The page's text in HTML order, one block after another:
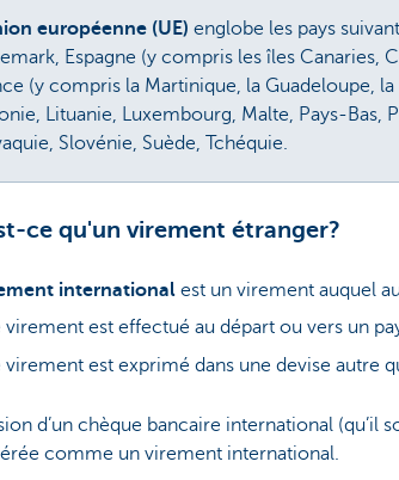
européenne (UE) englobe les pays
Espagne (y compris les îles Canaries,
(y compris la Martinique, la Guadeloupe,
Lituanie, Luxembourg, Malte, Pays-
Slovénie, Suède, Tchéquie.
ce qu'un virement étranger?
international est un virement auquel
virement est effectué au départ ou vers un
virement est exprimé dans une devise autre
d’un chèque bancaire international
comme un virement international.